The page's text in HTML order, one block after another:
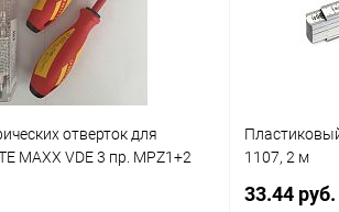
отверток для
MAXX VDE 3 пр. MPZ1+2
1107, 2 м
33.44 руб.